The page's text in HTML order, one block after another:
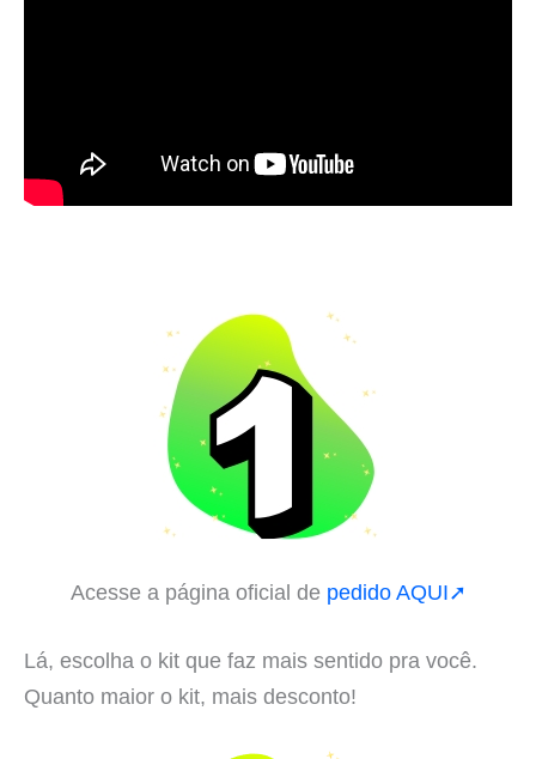
Acesse a página oficial de pedido AQUI➚
Lá, escolha o kit que faz mais sentido pra você.
Quanto maior o kit, mais desconto!